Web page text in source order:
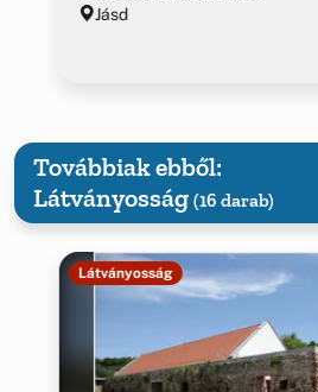
Jásd
Továbbiak ebből:
Látványosság (16 darab)
Látványosság